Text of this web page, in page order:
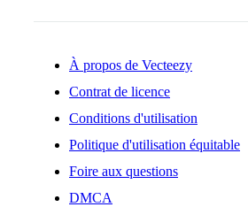
À propos de Vecteezy
Contrat de licence
Conditions d'utilisation
Politique d'utilisation équitable
Foire aux questions
DMCA